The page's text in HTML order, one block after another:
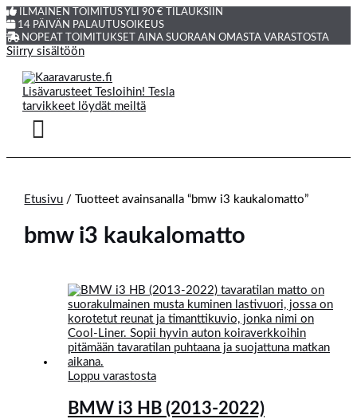
ILMAINEN TOIMITUS YLI 90 € TILAUKSIIN
14 PÄIVÄN PALAUTUSOIKEUS
NOPEAT TOIMITUKSET AINA SUORAAN OMASTA VARASTOSTA
Siirry sisältöön
Etusivu / Tuotteet avainsanalla “bmw i3 kaukalomatto”
bmw i3 kaukalomatto
Loppu varastosta
BMW i3 HB (2013-2022)